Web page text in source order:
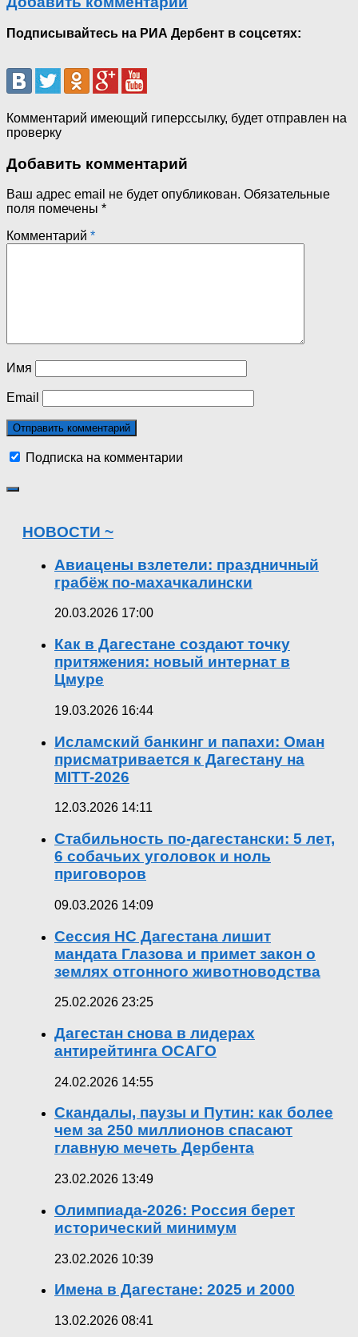
Подписывайтесь на РИА Дербент в соцсетях:
Комментарий имеющий гиперссылку, будет отправлен на
проверку
Добавить комментарий
Ваш адрес email не будет опубликован. Обязательные
поля помечены *
Комментарий *
Имя
Email
Подписка на комментарии
НОВОСТИ ~
Авиацены взлетели: праздничный
грабёж по-махачкалински
20.03.2026 17:00
Как в Дагестане создают точку
притяжения: новый интернат в
Цмуре
19.03.2026 16:44
Исламский банкинг и папахи: Оман
присматривается к Дагестану на
MITT-2026
12.03.2026 14:11
Стабильность по-дагестански: 5 лет,
6 собачьих уголовок и ноль
приговоров
09.03.2026 14:09
Сессия НС Дагестана лишит
мандата Глазова и примет закон о
землях отгонного животноводства
25.02.2026 23:25
Дагестан снова в лидерах
антирейтинга ОСАГО
24.02.2026 14:55
Скандалы, паузы и Путин: как более
чем за 250 миллионов спасают
главную мечеть Дербента
23.02.2026 13:49
Олимпиада-2026: Россия берет
исторический минимум
23.02.2026 10:39
Имена в Дагестане: 2025 и 2000
13.02.2026 08:41